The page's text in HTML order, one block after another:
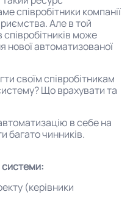
співробітники компанії
Але в той
може
нової автоматизованої
своїм співробітникам
Що врахувати та
в себе на
багато чинників.
системи:
(керівники